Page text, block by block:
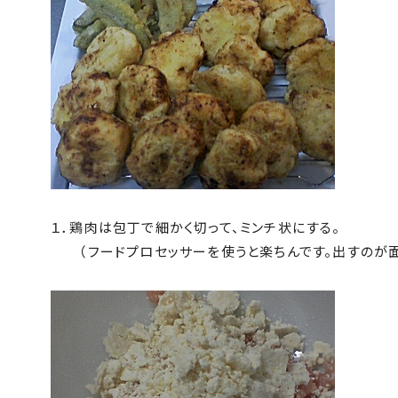
１．鶏肉は包丁で細かく切って、ミンチ状にする。
（フードプロセッサーを使うと楽ちんです。出すのが